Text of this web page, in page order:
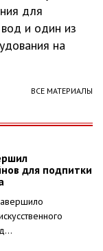
для
и один из
на
ВСЕ МАТЕРИАЛЫ
для подпитки